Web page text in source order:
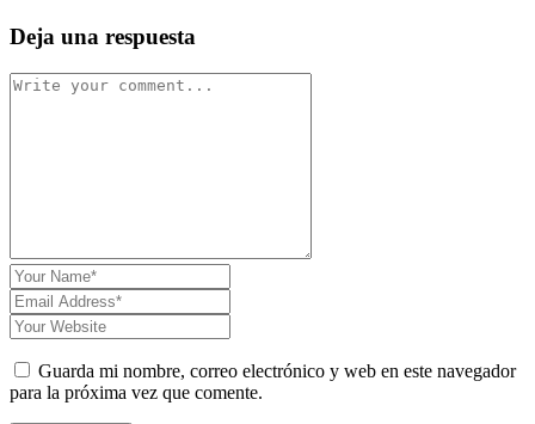
Deja una respuesta
Guarda mi nombre, correo electrónico y web en este navegador
para la próxima vez que comente.